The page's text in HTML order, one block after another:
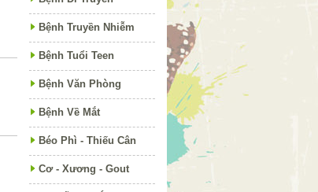
Bệnh Truyền Nhiễm
Bệnh Tuổi Teen
Bệnh Văn Phòng
Bệnh Về Mắt
Béo Phì - Thiếu Cân
Cơ - Xương - Gout